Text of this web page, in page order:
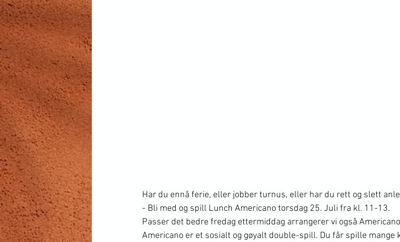
Har du ennå ferie, eller jobber turnus, eller har du rett og slett
- Bli med og spill Lunch Americano torsdag 25. Juli fra kl. 11-13.
Passer det bedre fredag ettermiddag arrangerer vi også
Americano er et sosialt og gøyalt double-spill. Du får spille mange